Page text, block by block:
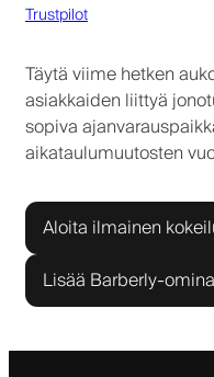
Trustpilot
Täytä viime hetken
asiakkaiden liittyä
sopiva
aikataulumuutosten
Aloita ilmainen
Lisää Barberly-